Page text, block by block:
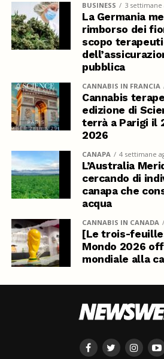
BUSINESS 3 settimane
La Germania
rimborso dei
scopo
pubblica
CANNABIS IN FRANCIA
Cannabis
edizione di
terrà a Parigi il
2026
CANAPA 4 settimane
L’Australia
cercando di
canapa che
acqua
CANNABIS IN CANADA
[Le trois-
Mondo 2026
mondiale alla